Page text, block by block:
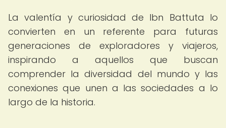
La valentía y curiosidad de Ibn Battuta lo
convierten en un referente para futuras
generaciones de exploradores y viajeros,
inspirando a aquellos que buscan
comprender la diversidad del mundo y las
conexiones que unen a las sociedades a lo
largo de la historia.